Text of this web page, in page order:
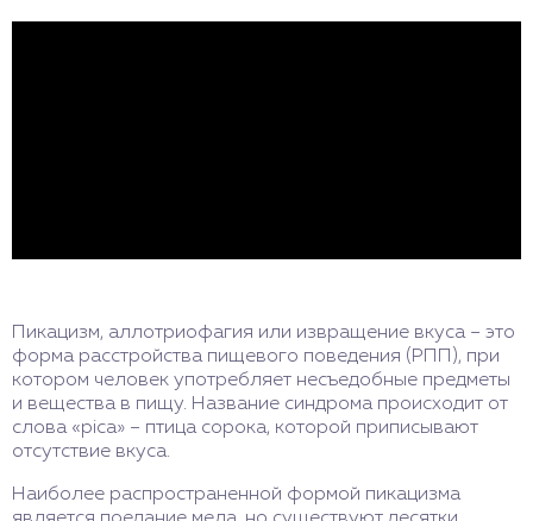
Пикацизм, аллотриофагия или извращение вкуса – это
форма расстройства пищевого поведения (РПП), при
котором человек употребляет несъедобные предметы
и вещества в пищу. Название синдрома происходит от
слова «pica» – птица сорока, которой приписывают
отсутствие вкуса.
Наиболее распространенной формой пикацизма